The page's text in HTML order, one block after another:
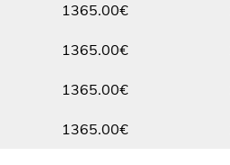
1365.00€
1365.00€
1365.00€
1365.00€